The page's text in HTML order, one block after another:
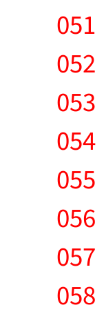
051
052
053
054
055
056
057
058